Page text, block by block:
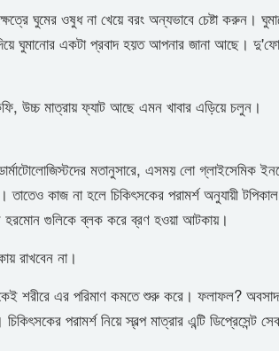
ঘুমের ওষুধ না খেয়ে বরং অন্যভাবে চেষ্টা করুন।
ঘুমানোর একটা প্রবাদ হয়ত আপনার জানা আছে।
উচ্চ মাত্রায় ফ্যাট আছে এমন খাবার এড়িয়ে চলুন।
মতানুসারে, এসময় লো গ্লাইসেমিক
কাজ না হলে চিকিৎসকের পরামর্শ অনুযায়ী টপিকাল
হরমোন গুলিকে ব্লক করে ব্রণ হওয়া আটকায়।
রাখবেন না।
শরীরে এর পরিমাণ কমতে শুরু করে। ফলাফল?
পরামর্শ নিয়ে স্বল্প মাত্রার এন্টি ডিপ্রেসেন্ট